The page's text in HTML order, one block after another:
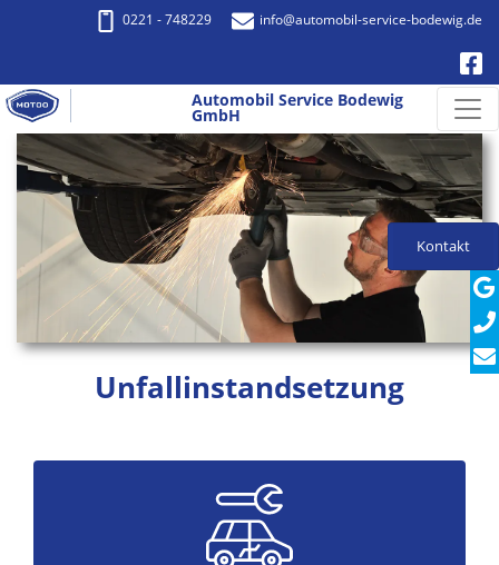
0221 - 748229 info@automobil-service-bodewig.de
Automobil Service Bodewig
GmbH
Unfallinstandsetzung
Kontakt